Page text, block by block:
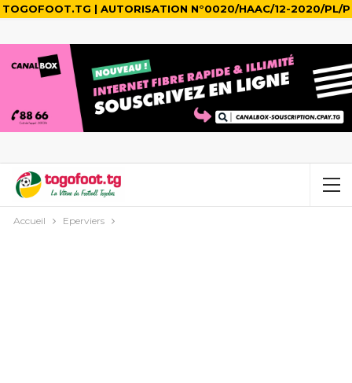
TOGOFOOT.TG | AUTORISATION N°0020/HAAC/12-2020/PL/P
Accueil Eperviers